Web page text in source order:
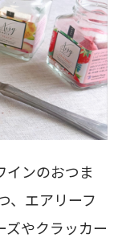
インのおつま
、エアリーフ
ズやクラッカー